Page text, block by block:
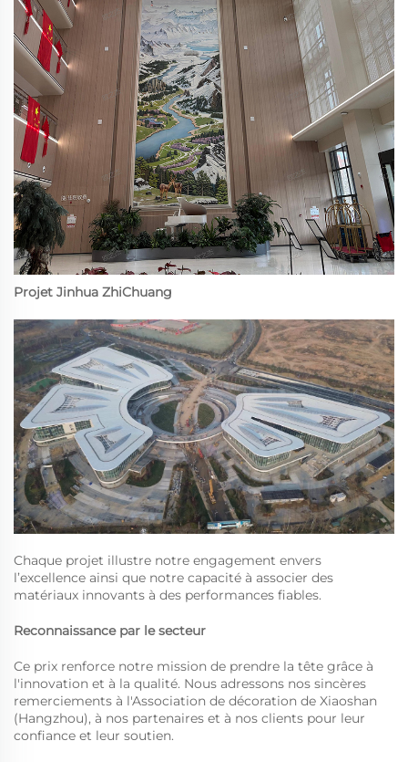
Projet Jinhua ZhiChuang
Chaque projet illustre notre engagement envers
l’excellence ainsi que notre capacité à associer des
matériaux innovants à des performances fiables.
Reconnaissance par le secteur
Ce prix renforce notre mission de prendre la tête grâce à
l'innovation et à la qualité. Nous adressons nos sincères
remerciements à l'Association de décoration de Xiaoshan
(Hangzhou), à nos partenaires et à nos clients pour leur
confiance et leur soutien.